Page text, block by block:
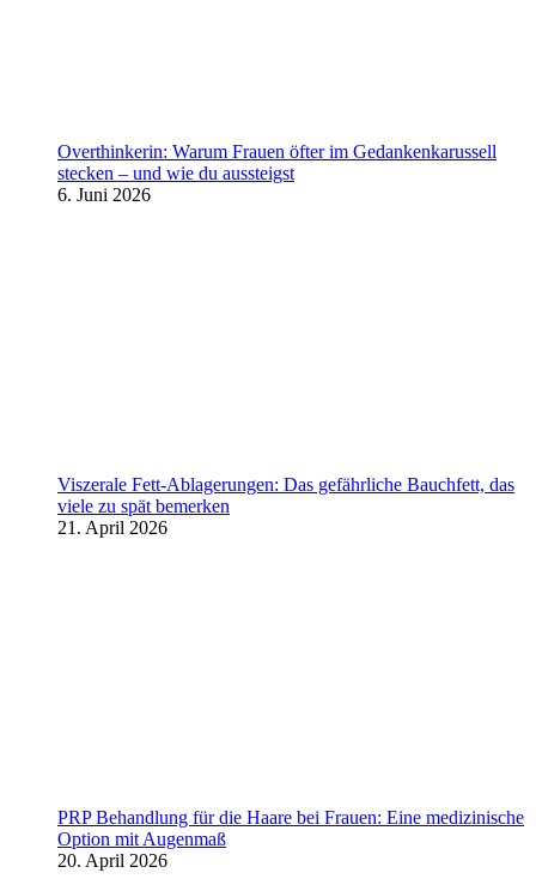
Overthinkerin: Warum Frauen öfter im Gedankenkarussell
stecken – und wie du aussteigst
6. Juni 2026
Viszerale Fett-Ablagerungen: Das gefährliche Bauchfett, das
viele zu spät bemerken
21. April 2026
PRP Behandlung für die Haare bei Frauen: Eine medizinische
Option mit Augenmaß
20. April 2026